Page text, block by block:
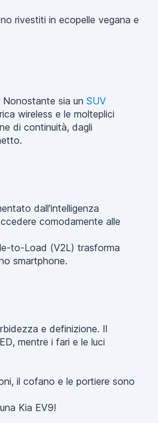
rivestiti in ecopelle vegana e
Nonostante sia un SUV
wireless e le molteplici
di continuità, dagli
dall'intelligenza
comodamente alle
to-Load (V2L) trasforma
smartphone.
e definizione. Il
mentre i fari e le luci
il cofano e le portiere sono
Kia EV9!